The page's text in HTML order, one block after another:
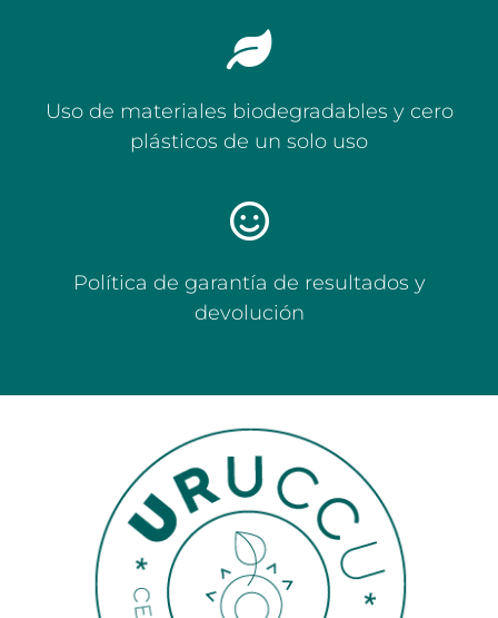
Uso de materiales biodegradables y cero
plásticos de un solo uso
Política de garantía de resultados y
devolución